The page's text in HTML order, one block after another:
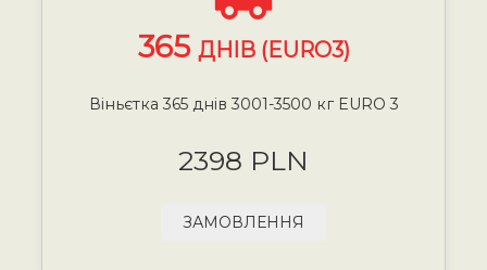
365 ДНІВ (EURO3)
Віньєтка 365 днів 3001-3500 кг EURO 3
2398 PLN
ЗАМОВЛЕННЯ